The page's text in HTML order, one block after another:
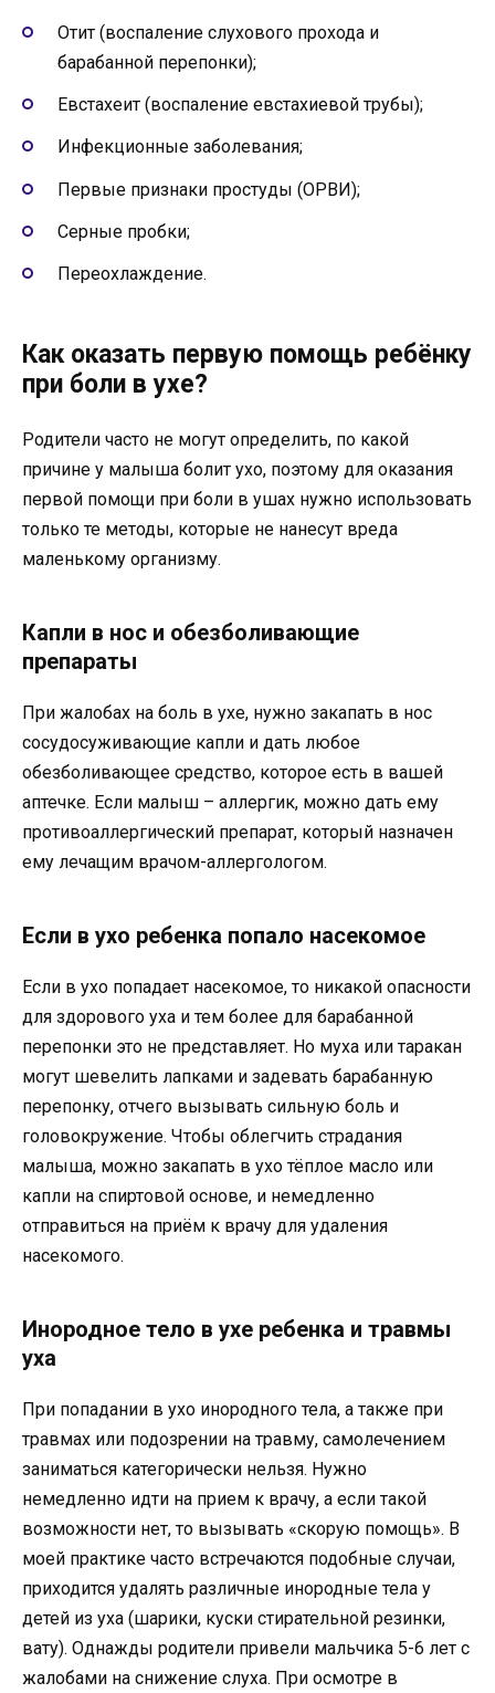
Отит (воспаление слухового прохода и
барабанной перепонки);
Евстахеит (воспаление евстахиевой трубы);
Инфекционные заболевания;
Первые признаки простуды (ОРВИ);
Серные пробки;
Переохлаждение.
Как оказать первую помощь ребёнку
при боли в ухе?
Родители часто не могут определить, по какой
причине у малыша болит ухо, поэтому для оказания
первой помощи при боли в ушах нужно использовать
только те методы, которые не нанесут вреда
маленькому организму.
Капли в нос и обезболивающие
препараты
При жалобах на боль в ухе, нужно закапать в нос
сосудосуживающие капли и дать любое
обезболивающее средство, которое есть в вашей
аптечке. Если малыш – аллергик, можно дать ему
противоаллергический препарат, который назначен
ему лечащим врачом-аллергологом.
Если в ухо ребенка попало насекомое
Если в ухо попадает насекомое, то никакой опасности
для здорового уха и тем более для барабанной
перепонки это не представляет. Но муха или таракан
могут шевелить лапками и задевать барабанную
перепонку, отчего вызывать сильную боль и
головокружение. Чтобы облегчить страдания
малыша, можно закапать в ухо тёплое масло или
капли на спиртовой основе, и немедленно
отправиться на приём к врачу для удаления
насекомого.
Инородное тело в ухе ребенка и травмы
уха
При попадании в ухо инородного тела, а также при
травмах или подозрении на травму, самолечением
заниматься категорически нельзя. Нужно
немедленно идти на прием к врачу, а если такой
возможности нет, то вызывать «скорую помощь». В
моей практике часто встречаются подобные случаи,
приходится удалять различные инородные тела у
детей из уха (шарики, куски стирательной резинки,
вату). Однажды родители привели мальчика 5-6 лет с
жалобами на снижение слуха. При осмотре в